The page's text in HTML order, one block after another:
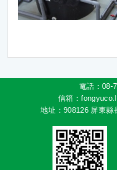
電話：08-
信箱 ：
地址 ：908126 屏東縣